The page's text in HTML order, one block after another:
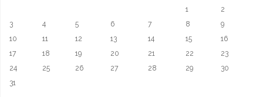
1
2
3
4 5 6 7 8
9
10
11 12 13 14 15
16
17
18 19 20 21 22
23
24
25 26 27 28 29
30
31